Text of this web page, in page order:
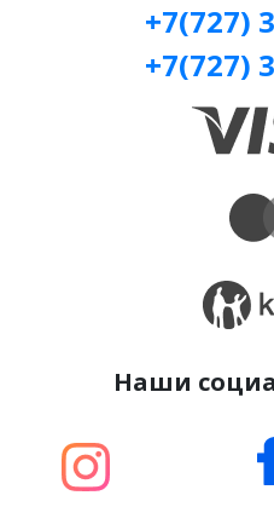
+7(727)
+7(727)
Наши